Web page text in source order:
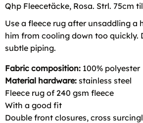
Qhp Fleecetäcke, Rosa. Strl. 75cm
Use a fleece rug after unsaddling a
him from cooling down too quickly.
subtle piping.
Fabric composition: 100% polyester
Material hardware: stainless steel
Fleece rug of 240 gsm fleece
With a good fit
Double front closures, cross